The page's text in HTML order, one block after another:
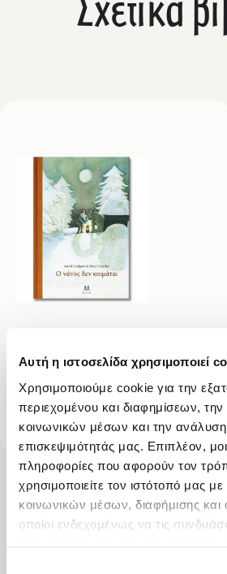
Αυτή η ιστοσελίδα χρησιμοποιεί
Χρησιμοποιούμε cookie για την
περιεχομένου και διαφημίσεων,
κοινωνικών μέσων και την ανάλυση
επισκεψιμότητάς μας. Επιπλέον,
πληροφορίες που αφορούν τον
χρησιμοποιείτε τον ιστότοπό μας
κοινωνικών μέσων, διαφήμισης
οποίοι ενδεχομένως να τις
Ο νάνος δεν κοιμάται
12,96€
Δες τα όλα